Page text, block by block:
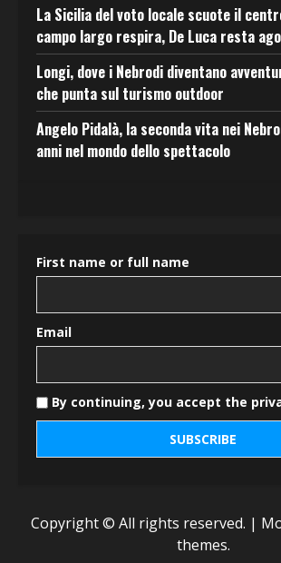
La Sicilia del voto locale scuote il
campo largo respira, De Luca resta
Longi, dove i Nebrodi diventano
che punta sul turismo outdoor
Angelo Pidalà, la seconda vita nei
anni nel mondo dello spettacolo
First name or full name
Email
By continuing, you accept the
Copyright © All rights reserved. |
themes.